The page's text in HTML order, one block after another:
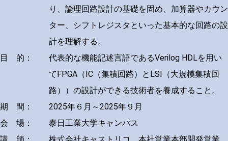
り、論理回路設計の基礎を固め、加算器やカウン
ター、シフトレジスタといった基本的な回路の設
計を理解する。
目 的：
代表的な機能記述言語であるVerilog HDLを用い
てFPGA（IC（集積回路）とLSI（大規模集積回
路））の設計ができる技術者を養成すること。
期 間：
2025年６月～2025年９月
会 場：
泰日工業大学キャンパス